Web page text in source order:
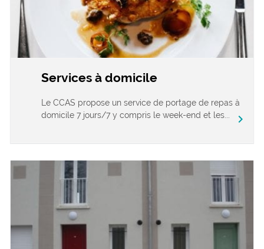
Services à domicile
Le CCAS propose un service de portage de repas à
domicile 7 jours/7 y compris le week-end et les...
chevron_right